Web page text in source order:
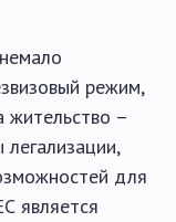
режим,
жительство –
для
является